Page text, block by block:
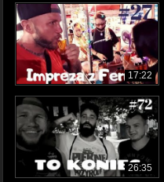
17:22
26:35